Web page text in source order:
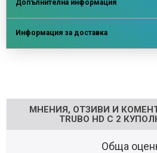
Допълнителна информация
Информация за доставка
МНЕНИЯ, ОТЗИВИ И
TRUBO HD С 2
Обща